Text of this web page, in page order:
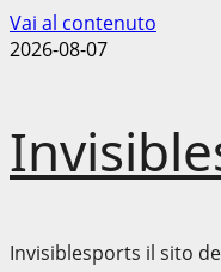
Vai al contenuto
2026-08-07
Invisiblesports il sito